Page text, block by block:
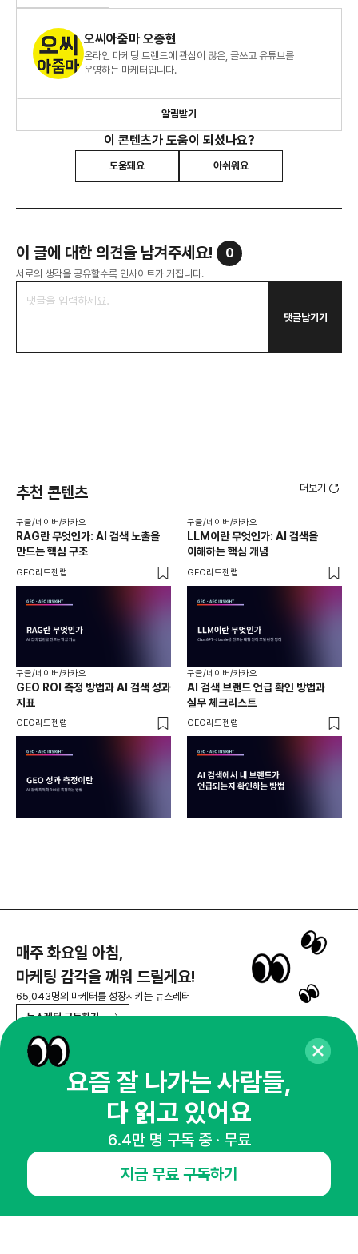
오씨아줌마 오종현
온라인 마케팅 트렌드에 관심이 많은, 글쓰고 유튜브를
운영하는 마케터입니다.
알림받기
이 콘텐츠가 도움이 되셨나요?
도움돼요 아쉬워요
이 글에 대한 의견을 남겨주세요! 0
서로의 생각을 공유할수록 인사이트가 커집니다.
댓글남기기
추천 콘텐츠 더보기
구글/네이버/카카오
RAG란 무엇인가: AI 검색 노출을
만드는 핵심 구조
GEO리드젠랩
구글/네이버/카카오
LLM이란 무엇인가: AI 검색을
이해하는 핵심 개념
GEO리드젠랩
구글/네이버/카카오
GEO ROI 측정 방법과 AI 검색 성과
지표
GEO리드젠랩
구글/네이버/카카오
AI 검색 브랜드 언급 확인 방법과
실무 체크리스트
GEO리드젠랩
매주 화요일 아침,
마케팅 감각을 깨워 드릴게요!
65,043명의 마케터를 성장시키는 뉴스레터
뉴스레터 구독하기
오픈애즈란 공지사항 제휴문의
인사이터 신청
요즘 잘 나가는 사람들,
다 읽고 있어요
6.4만 명 구독 중 · 무료
지금 무료 구독하기